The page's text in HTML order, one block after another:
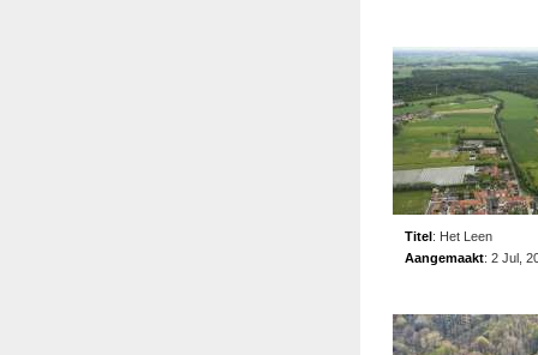
Titel: Het Leen
Aangemaakt: 2 Jul,